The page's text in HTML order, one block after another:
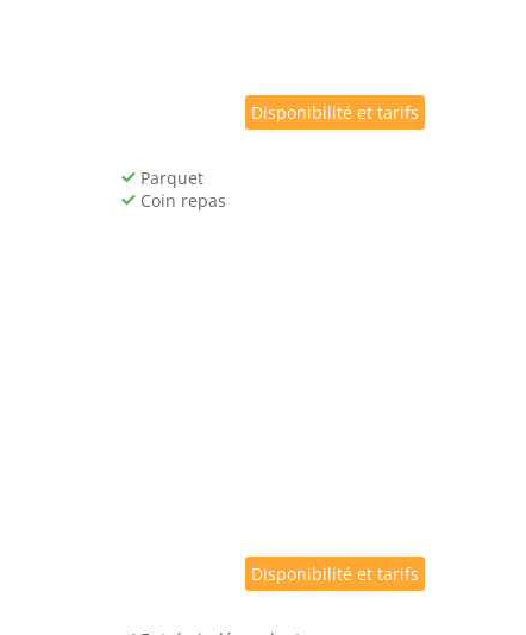
Parquet
Coin repas
Disponibilité et tarifs
Disponibilité et tarifs